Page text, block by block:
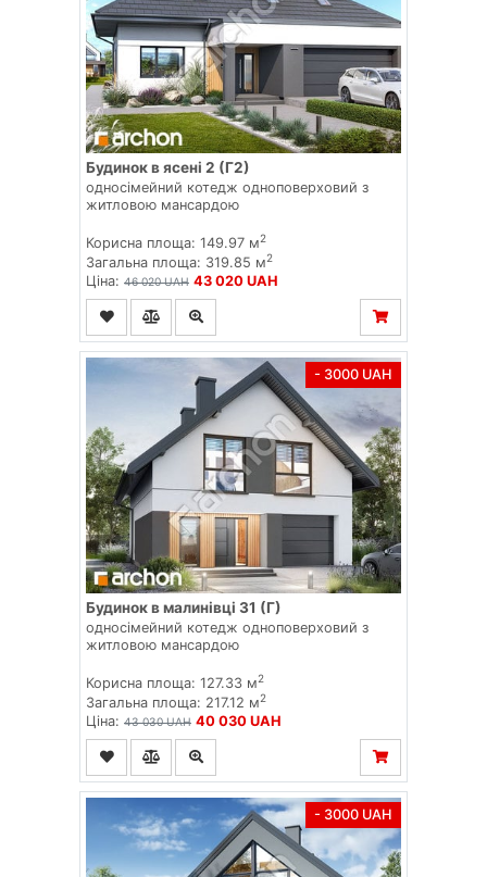
Будинок в ясені 2 (Г2)
односімейний котедж одноповерховий з
житловою мансардою
Корисна площа: 149.97 м2
Загальна площа: 319.85 м2
Ціна: 46 020 UAH 43 020 UAH
- 3000 UAH
Будинок в малинівці 31 (Г)
односімейний котедж одноповерховий з
житловою мансардою
Корисна площа: 127.33 м2
Загальна площа: 217.12 м2
Ціна: 43 030 UAH 40 030 UAH
- 3000 UAH